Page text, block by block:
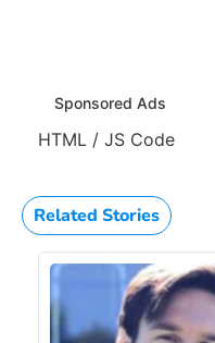
Sponsored Ads
HTML / JS Code
Related Stories